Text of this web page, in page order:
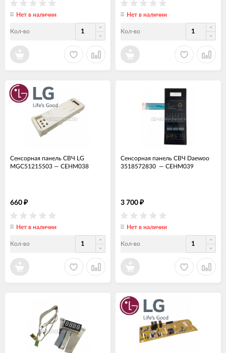
Нет в наличии
Кол-во
Нет в наличии
Кол-во
Сенсорная панель СВЧ LG
MGC51215503 — СЕНМ038
660 ₽
Нет в наличии
Кол-во
Сенсорная панель СВЧ Daewoo
3518572830 — СЕНМ039
3 700 ₽
Нет в наличии
Кол-во